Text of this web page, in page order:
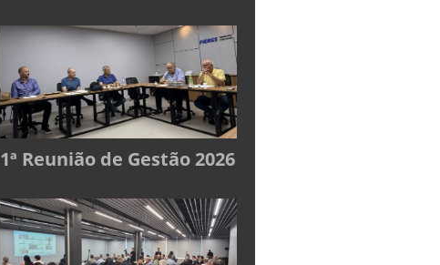
1ª Reunião de Gestão 2026